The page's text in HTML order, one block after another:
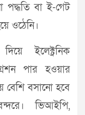
পদ্ধতি বা ই-গেট
ওঠেনি।
ইলেক্ট্রনিক
পার হওয়ার
বেশি বসানো হবে
ভিআইপি,